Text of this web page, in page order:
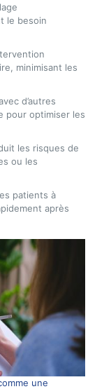
le besoin
minimisant les
d’autres
pour optimiser les
les risques de
ou les
patients à
après
une